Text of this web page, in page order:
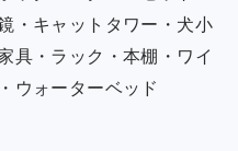
・キャットタワー・犬小
具・ラック・本棚・ワイ
ウォーターベッド